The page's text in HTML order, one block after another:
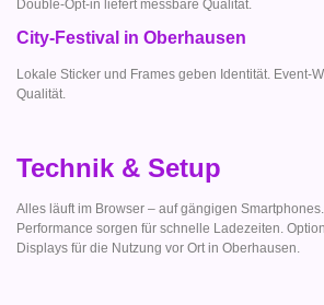
Double-Opt-in liefert messbare Qualität.
City-Festival in Oberhausen
Lokale Sticker und Frames geben Identität. Event-
Qualität.
Technik & Setup
Alles läuft im Browser – auf gängigen
Performance sorgen für schnelle Ladezeiten.
Displays für die Nutzung vor Ort in Oberhausen.